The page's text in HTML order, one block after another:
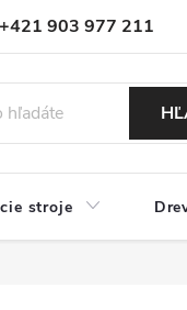
+421 903 977 211
osobných údajov
stroje